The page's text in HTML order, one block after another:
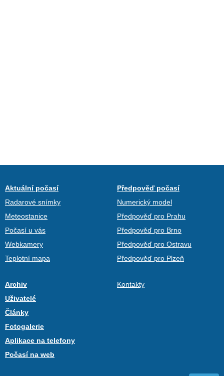
Aktuální počasí
Radarové snímky
Meteostanice
Počasí u vás
Webkamery
Teplotní mapa
Předpověď počasí
Numerický model
Předpověď pro Prahu
Předpověď pro Brno
Předpověď pro Ostravu
Předpověď pro Plzeň
Archiv
Uživatelé
Články
Fotogalerie
Aplikace na telefony
Počasí na web
Kontakty